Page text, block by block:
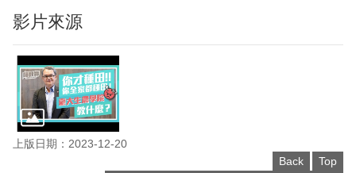
影片來源
上版日期：2023-12-20
Back
Top